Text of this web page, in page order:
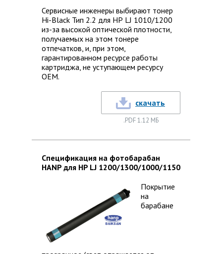
Сервисные инженеры выбирают тонер
Hi-Black Тип 2.2 для НР LJ 1010/1200
из-за высокой оптической плотности,
получаемых на этом тонере
отпечатков, и, при этом,
гарантированном ресурсе работы
картриджа, не уступающем ресурсу
ОЕМ.
скачать
.PDF 1.12 МБ
Спецификация на фотобарабан
HANP для HP LJ 1200/1300/1000/1150
Покрытие
на
барабане